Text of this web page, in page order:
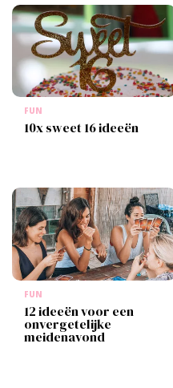
FUN
10x sweet 16 ideeën
FUN
12 ideeën voor een
onvergetelijke
meidenavond